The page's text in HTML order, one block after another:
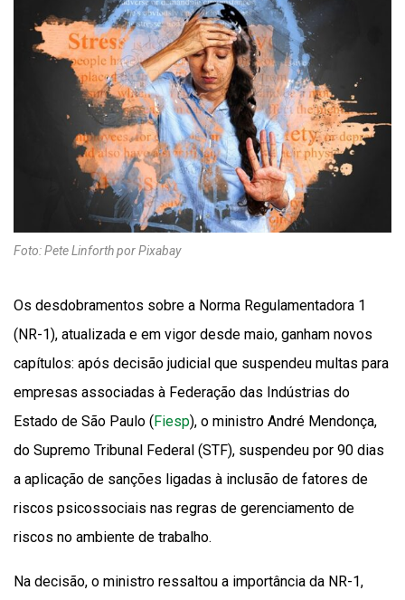
Foto: Pete Linforth por Pixabay
Os desdobramentos sobre a Norma Regulamentadora 1
(NR-1), atualizada e em vigor desde maio, ganham novos
capítulos: após decisão judicial que suspendeu multas para
empresas associadas à Federação das Indústrias do
Estado de São Paulo (Fiesp), o ministro André Mendonça,
do Supremo Tribunal Federal (STF), suspendeu por 90 dias
a aplicação de sanções ligadas à inclusão de fatores de
riscos psicossociais nas regras de gerenciamento de
riscos no ambiente de trabalho.
Na decisão, o ministro ressaltou a importância da NR-1,